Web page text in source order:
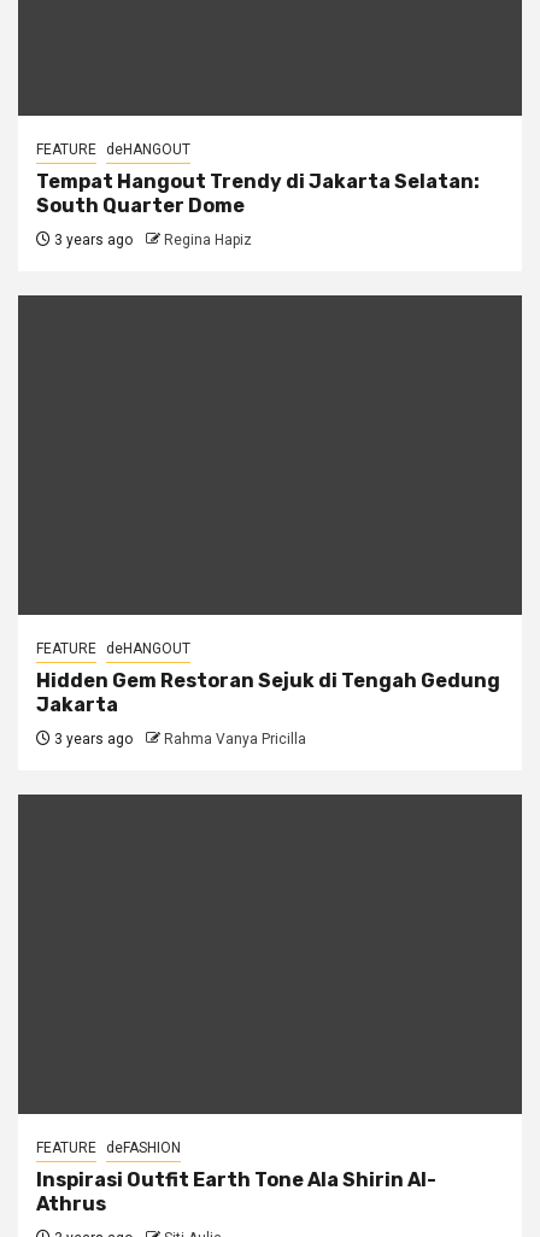
FEATURE deHANGOUT
Tempat Hangout Trendy di Jakarta Selatan:
South Quarter Dome
3 years ago Regina Hapiz
FEATURE deHANGOUT
Hidden Gem Restoran Sejuk di Tengah Gedung
Jakarta
3 years ago Rahma Vanya Pricilla
FEATURE deFASHION
Inspirasi Outfit Earth Tone Ala Shirin Al-
Athrus